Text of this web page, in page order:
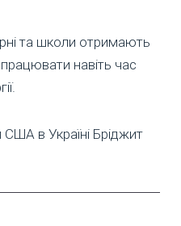
та школи отримають
навіть час
в Україні Бріджит